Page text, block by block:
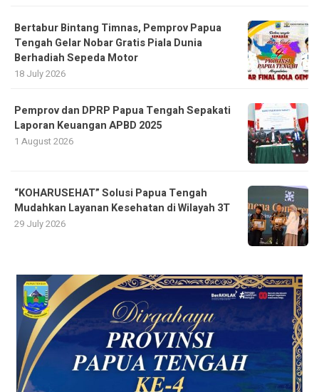
Bertabur Bintang Timnas, Pemprov Papua
Tengah Gelar Nobar Gratis Piala Dunia
Berhadiah Sepeda Motor
18 July 2026
Pemprov dan DPRP Papua Tengah Sepakati
Laporan Keuangan APBD 2025
1 August 2026
“KOHARUSEHAT” Solusi Papua Tengah
Mudahkan Layanan Kesehatan di Wilayah 3T
29 July 2026